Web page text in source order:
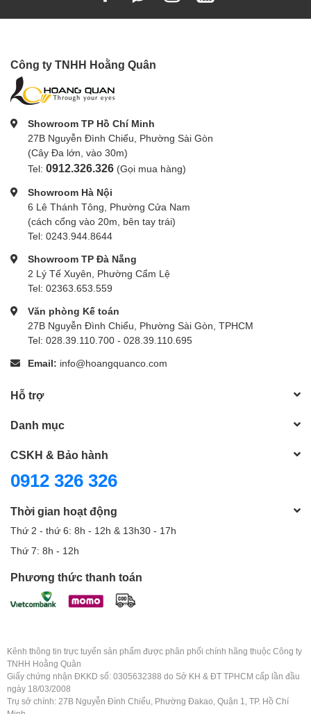
Công ty TNHH Hoằng Quân
Showroom TP Hồ Chí Minh
27B Nguyễn Đình Chiểu, Phường Sài Gòn
(Cây Đa lớn, vào 30m)
Tel: 0912.326.326 (Gọi mua hàng)
Showroom Hà Nội
6 Lê Thánh Tông, Phường Cửa Nam
(cách cổng vào 20m, bên tay trái)
Tel: 0243.944.8644
Showroom TP Đà Nẵng
2 Lý Tế Xuyên, Phường Cẩm Lệ
Tel: 02363.653.559
Văn phòng Kế toán
27B Nguyễn Đình Chiểu, Phường Sài Gòn, TPHCM
Tel: 028.39.110.700 - 028.39.110.695
Email: info@hoangquanco.com
Hỗ trợ
Danh mục
CSKH & Bảo hành
0912 326 326
Thời gian hoạt động
Thứ 2 - thứ 6: 8h - 12h & 13h30 - 17h
Thứ 7: 8h - 12h
Phương thức thanh toán
Kênh thông tin trực tuyến sản phẩm được phân phối chính hãng thuộc Công ty
TNHH Hoằng Quân
Giấy chứng nhận ĐKKD số: 0305632388 do Sở KH & ĐT TPHCM cấp lần đầu
ngày 18/03/2008
Trụ sở chính: 27B Nguyễn Đình Chiểu, Phường Đakao, Quận 1, TP. Hồ Chí